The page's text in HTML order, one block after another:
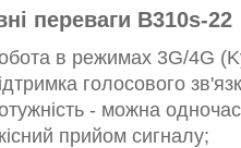
переваги B310s-22
в режимах 3G/4G
голосового
- можна
прийом сигналу;